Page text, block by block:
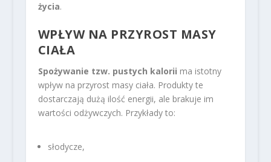
życia.
WPŁYW NA PRZYROST MASY
CIAŁA
Spożywanie tzw. pustych kalorii ma istotny
wpływ na przyrost masy ciała. Produkty te
dostarczają dużą ilość energii, ale brakuje im
wartości odżywczych. Przykłady to:
słodycze,